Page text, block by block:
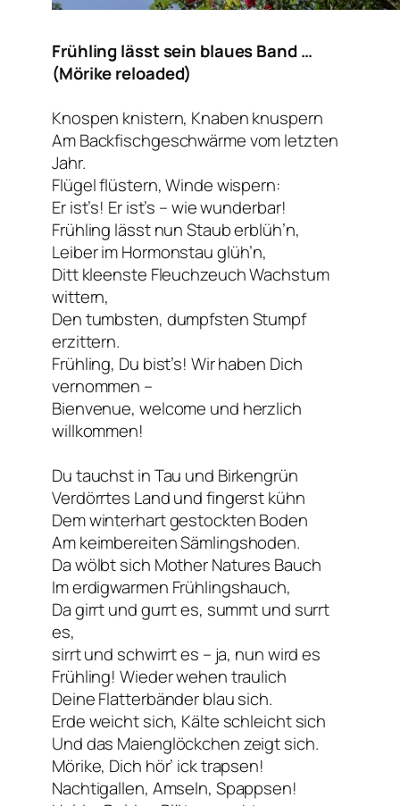
Frühling lässt sein blaues Band …
(Mörike reloaded)
Knospen knistern, Knaben knuspern
Am Backfischgeschwärme vom letzten
Jahr.
Flügel flüstern, Winde wispern:
Er ist’s! Er ist’s – wie wunderbar!
Frühling lässt nun Staub erblüh’n,
Leiber im Hormonstau glüh’n,
Ditt kleenste Fleuchzeuch Wachstum
wittern,
Den tumbsten, dumpfsten Stumpf
erzittern.
Frühling, Du bist’s! Wir haben Dich
vernommen –
Bienvenue, welcome und herzlich
willkommen!
Du tauchst in Tau und Birkengrün
Verdörrtes Land und fingerst kühn
Dem winterhart gestockten Boden
Am keimbereiten Sämlingshoden.
Da wölbt sich Mother Natures Bauch
Im erdigwarmen Frühlingshauch,
Da girrt und gurrt es, summt und surrt
es,
sirrt und schwirrt es – ja, nun wird es
Frühling! Wieder wehen traulich
Deine Flatterbänder blau sich.
Erde weicht sich, Kälte schleicht sich
Und das Maienglöckchen zeigt sich.
Mörike, Dich hör’ ick trapsen!
Nachtigallen, Amseln, Spappsen!